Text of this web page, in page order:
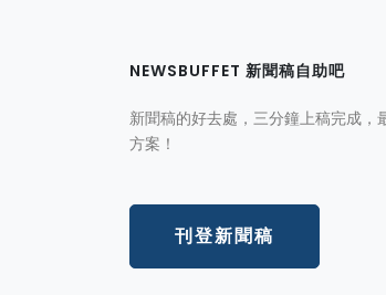
NEWSBUFFET 新聞稿自助吧
新聞稿的好去處，三分鐘上稿完成，
方案！
刊登新聞稿